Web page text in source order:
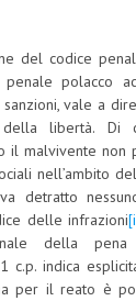
SERVICES
del codice
polacco
vale a
libertà. Di
il malvivente non
nell’ambito
detratto
delle infrazioni
della
c.p. indica
per il reato è